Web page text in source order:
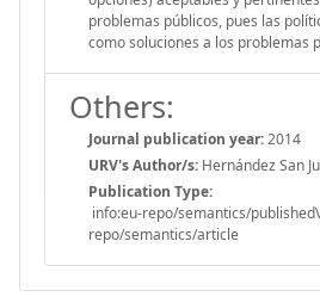
problemas públicos, pues las
como soluciones a los problemas
Others:
Journal publication year:2014
URV's Author/s: Hernández San
Publication Type:
info:eu-repo/semantics/
repo/semantics/article